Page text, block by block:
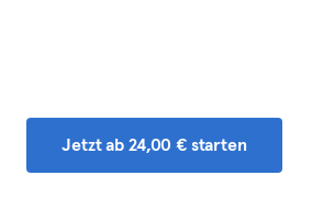
Jetzt ab 24,00 € starten